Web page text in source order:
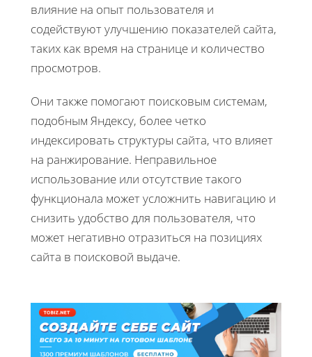
влияние на опыт пользователя и
содействуют улучшению показателей сайта,
таких как время на странице и количество
просмотров.
Они также помогают поисковым системам,
подобным Яндексу, более четко
индексировать структуры сайта, что влияет
на ранжирование. Неправильное
использование или отсутствие такого
функционала может усложнить навигацию и
снизить удобство для пользователя, что
может негативно отразиться на позициях
сайта в поисковой выдаче.